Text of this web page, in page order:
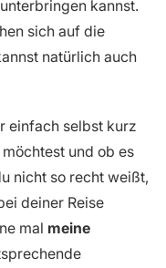
kannst.
sich auf die
natürlich auch
einfach selbst kurz
und ob es
nicht so recht weißt,
deiner Reise
mal meine